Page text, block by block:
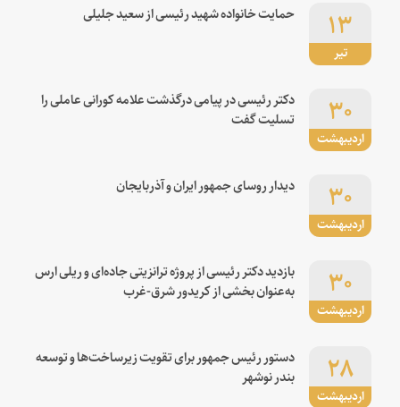
تیر
۱۳ حمایت خانواده شهید رئیسی از سعید جلیلی
اردیبهشت
۳۰
دکتر رئیسی در پیامی درگذشت علامه کورانی عاملی را
تسلیت گفت
اردیبهشت
۳۰ دیدار روسای جمهور ایران و آذربایجان
اردیبهشت
۳۰
بازدید دکتر رئیسی از پروژه ترانزیتی جاده‌ای و ریلی ارس
به‌عنوان بخشی از کریدور شرق-غرب
اردیبهشت
۲۸
دستور رئیس جمهور برای تقویت زیرساخت‌ها و توسعه
بندر نوشهر